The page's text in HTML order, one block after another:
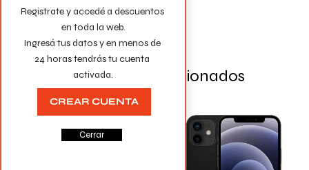
Productos Relacionados
Registrate y accedé a descuentos
en toda la web.
Ingresá tus datos y en menos de
24 horas tendrás tu cuenta
activada.
CREAR CUENTA
Cerrar